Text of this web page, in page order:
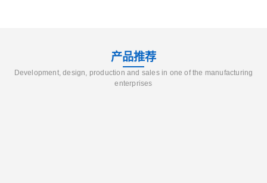
产品推荐
Development, design, production and sales in one of the manufacturing
enterprises